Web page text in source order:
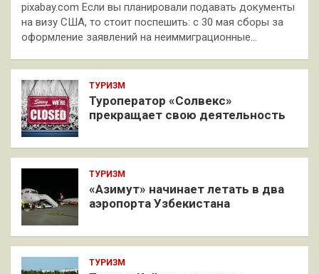
pixabay.com Если вы планировали подавать документы
на визу США, то стоит поспешить: с 30 мая сборы за
оформление заявлений на неиммиграционные…
ТУРИЗМ
Туроператор «Солвекс»
прекращает свою деятельность
ТУРИЗМ
«Азимут» начинает летать в два
аэропорта Узбекистана
ТУРИЗМ